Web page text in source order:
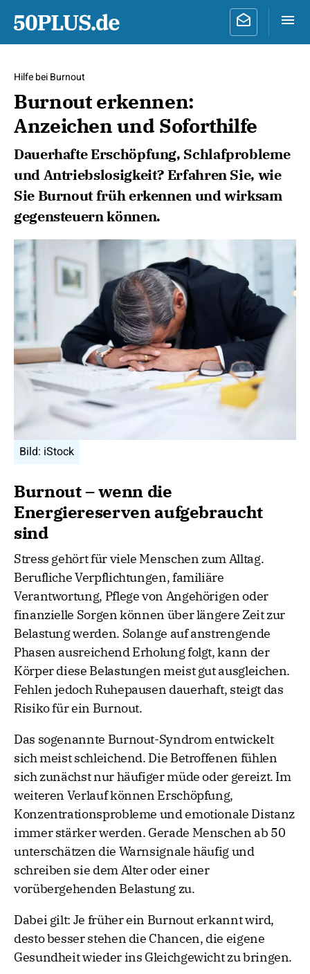
Hilfe bei Burnout
Burnout erkennen:
Anzeichen und Soforthilfe
Dauerhafte Erschöpfung, Schlafprobleme
und Antriebslosigkeit? Erfahren Sie, wie
Sie Burnout früh erkennen und wirksam
gegensteuern können.
Bild: iStock
Burnout – wenn die
Energiereserven aufgebraucht
sind
Stress gehört für viele Menschen zum Alltag.
Berufliche Verpflichtungen, familiäre
Verantwortung, Pflege von Angehörigen oder
finanzielle Sorgen können über längere Zeit zur
Belastung werden. Solange auf anstrengende
Phasen ausreichend Erholung folgt, kann der
Körper diese Belastungen meist gut ausgleichen.
Fehlen jedoch Ruhepausen dauerhaft, steigt das
Risiko für ein Burnout.
Das sogenannte Burnout-Syndrom entwickelt
sich meist schleichend. Die Betroffenen fühlen
sich zunächst nur häufiger müde oder gereizt. Im
weiteren Verlauf können Erschöpfung,
Konzentrationsprobleme und emotionale Distanz
immer stärker werden. Gerade Menschen ab 50
unterschätzen die Warnsignale häufig und
schreiben sie dem Alter oder einer
vorübergehenden Belastung zu.
Dabei gilt: Je früher ein Burnout erkannt wird,
desto besser stehen die Chancen, die eigene
Gesundheit wieder ins Gleichgewicht zu bringen.